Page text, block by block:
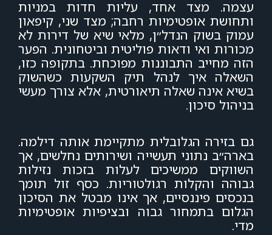
עצמה. מצד אחד, עליות חדות במניות
ותחושת אופטימיות רחבה; מצד שני, קיפאון
עמוק בשוק הנדל״ן, מלאי שיא של דירות לא
מכורות ואי ודאות פוליטית וביטחונית. הפער
הזה מחייב התבוננות מפוכחת. בתקופה כזו,
השאלה איך לנהל תיק השקעות כשהשוק
בשיא אינה שאלה תיאורטית, אלא צורך מעשי
בניהול סיכון.
גם בזירה הגלובלית מתקיימת אותה דילמה.
בארה״ב נתוני תעשייה ושירותים נחלשים, אך
השווקים ממשיכים לעלות בזכות נזילות
גבוהה והקלות רגולטוריות. כסף זול תומך
בנכסים פיננסיים, אך אינו מבטל את הסיכון
הגלום בתמחור גבוה ובציפיות אופטימיות
מדי.